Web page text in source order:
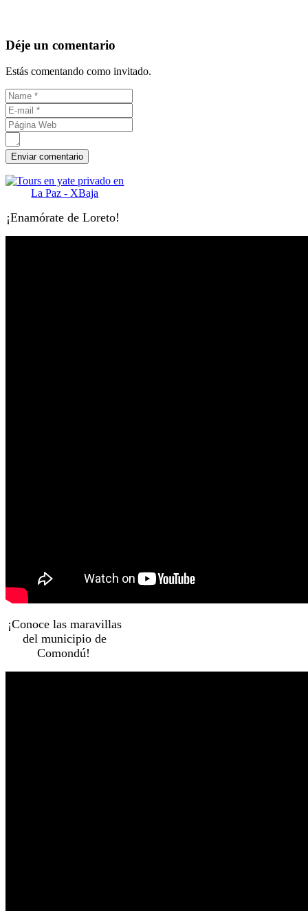
Déje un comentario
Estás comentando como invitado.
¡Enamórate de Loreto!
¡Conoce las maravillas
del municipio de
Comondú!